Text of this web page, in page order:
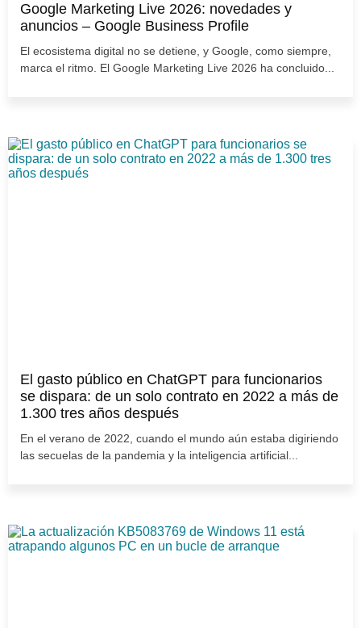
Google Marketing Live 2026: novedades y
anuncios – Google Business Profile
El ecosistema digital no se detiene, y Google, como siempre,
marca el ritmo. El Google Marketing Live 2026 ha concluido...
El gasto público en ChatGPT para funcionarios
se dispara: de un solo contrato en 2022 a más de
1.300 tres años después
En el verano de 2022, cuando el mundo aún estaba digiriendo
las secuelas de la pandemia y la inteligencia artificial...